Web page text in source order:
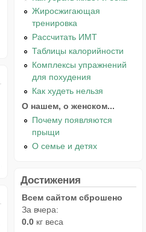
Жиросжигающая
тренировка
Рассчитать ИМТ
Таблицы калорийности
Комплексы упражнений
для похудения
Как худеть нельзя
О нашем, о женском...
Почему появляются
прыщи
О семье и детях
Достижения
Всем сайтом сброшено
За вчера:
0.0 кг веса